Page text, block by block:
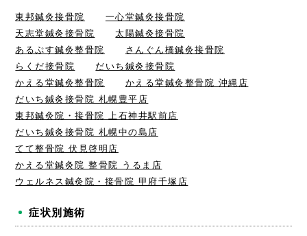
東邦鍼灸接骨院
一心堂鍼灸接骨院
天志堂鍼灸接骨院
太陽鍼灸接骨院
あるぷす鍼灸整骨院
さんぐん橋鍼灸接骨院
らくだ接骨院
だいち鍼灸接骨院
かえる堂鍼灸整骨院
かえる堂鍼灸整骨院 沖縄店
だいち鍼灸接骨院 札幌豊平店
東邦鍼灸院・接骨院 上石神井駅前店
だいち鍼灸接骨院 札幌中の島店
てて整骨院 伏見啓明店
かえる堂鍼灸院 整骨院 うるま店
ウェルネス鍼灸院・接骨院 甲府千塚店
症状別施術